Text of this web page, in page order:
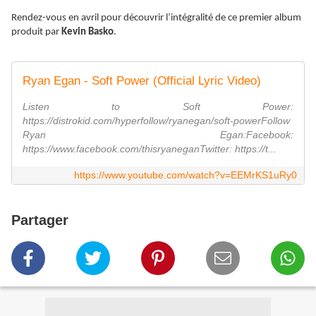
Rendez-vous en avril pour découvrir l’intégralité de ce premier album
produit par Kevin Basko.
Ryan Egan - Soft Power (Official Lyric Video)
Listen to Soft Power:
https://distrokid.com/hyperfollow/ryanegan/soft-powerFollow
Ryan Egan:Facebook:
https://www.facebook.com/thisryaneganTwitter: https://t...
https://www.youtube.com/watch?v=EEMrKS1uRy0
Partager